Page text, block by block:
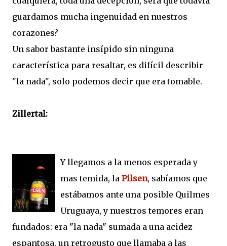
guardamos mucha ingenuidad en nuestros
corazones?
Un sabor bastante insípido sin ninguna
característica para resaltar, es difícil describir
"la nada", solo podemos decir que era tomable.
Zillertal:
Y llegamos a la menos esperada y
mas temida, la Pilsen, sabíamos que
estábamos ante una posible Quilmes
Uruguaya, y nuestros temores eran
fundados: era "la nada" sumada a una acidez
espantosa, un retrogusto que llamaba a las